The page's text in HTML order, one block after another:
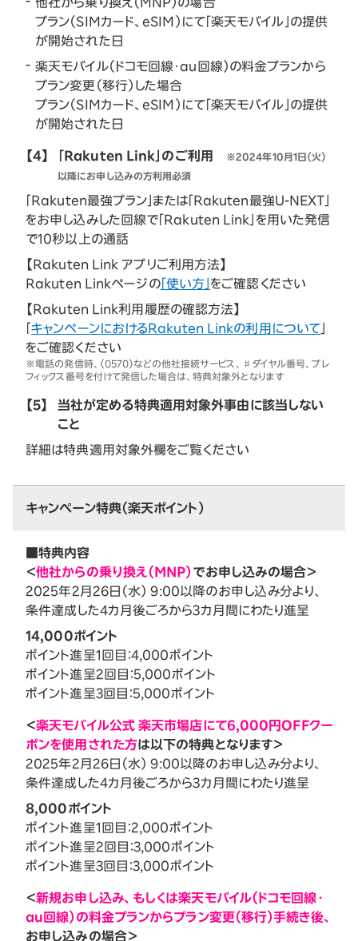
プラン（SIMカード、eSIM）にて「楽天モバイル」の提供
が開始された日
楽天モバイル（ドコモ回線・au回線）の料金プランから
プラン変更（移行）した場合
プラン（SIMカード、eSIM）にて「楽天モバイル」の提供
が開始された日
【4】 「Rakuten Link」のご利用
※2024年10月1日（火）
以降にお申し込みの方利用必須
「Rakuten最強プラン」または「Rakuten最強U-NEXT」
をお申し込みした回線で「Rakuten Link」を用いた発信
で10秒以上の通話
【Rakuten Link アプリご利用方法】
Rakuten Linkページの「使い方」 をご確認ください
【Rakuten Link利用履歴の確認方法】
「キャンペーンにおけるRakuten Linkの利用について
をご確認ください
※電話の発信時、（0570）などの他社接続サービス、♯ダイヤル番号、プレ
フィックス番号を付けて発信した場合は、特典対象外となります
【5】
当社が定める特典適用対象外事由に該当しない
こと
詳細は特典適用対象外欄をご覧ください
キャンペーン特典（楽天ポイント）
■特典内容
＜他社からの乗り換え（MNP）でお申し込みの場合＞
2025年2月26日（水） 9:00以降のお申し込み分より、
条件達成した4カ月後ごろから3カ月間にわたり進呈
14,000ポイント
ポイント進呈1回目：4,000ポイント
ポイント進呈2回目：5,000ポイント
ポイント進呈3回目：5,000ポイント
＜楽天モバイル公式 楽天市場店にて6,000円OFFクー
ポンを使用された方は以下の特典となります＞
2025年2月26日（水） 9:00以降のお申し込み分より、
条件達成した4カ月後ごろから3カ月間にわたり進呈
8,000ポイント
ポイント進呈1回目：2,000ポイント
ポイント進呈2回目：3,000ポイント
ポイント進呈3回目：3,000ポイント
＜新規お申し込み、もしくは楽天モバイル（ドコモ回線・
au回線）の料金プランからプラン変更（移行）手続き後、
お申し込みの場合＞